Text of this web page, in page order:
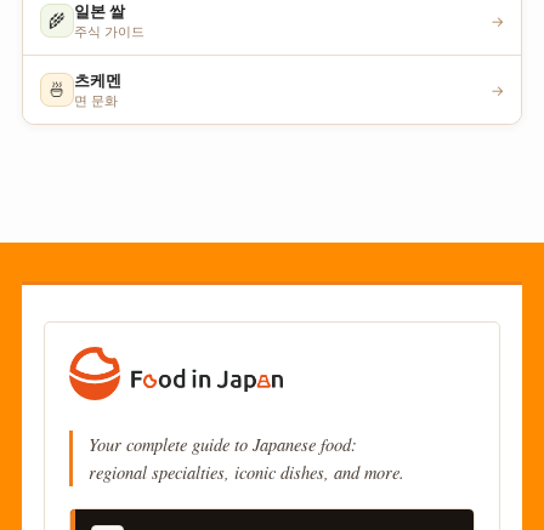
🌾 일본 쌀
주식 가이드
→
🍜 츠케멘
면 문화
→
Your complete guide to Japanese food:
regional specialties, iconic dishes, and more.